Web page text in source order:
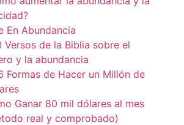
En Abundancia
Versos de la Biblia sobre el
y la abundancia
Formas de Hacer un Millón de
Ganar 80 mil dólares al mes
real y comprobado)